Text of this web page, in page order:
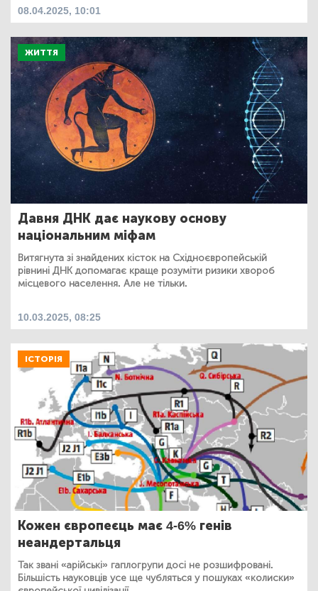
08.04.2025, 10:01
ЖИТТЯ
Давня ДНК дає наукову основу
національним міфам
Витягнута зі знайдених кісток на Східноєвропейській
рівнині ДНК допомагає краще розуміти ризики хвороб
місцевого населення. Але не тільки.
10.03.2025, 08:25
ІСТОРІЯ
Кожен європеєць має 4-6% генів
неандертальця
Так звані «арійські» гаплогрупи досі не розшифровані.
Більшість науковців усе ще чубляться у пошуках «колиски»